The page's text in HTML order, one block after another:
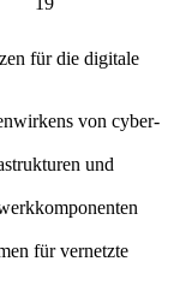
für die digitale
von cyber-
und
für vernetzte